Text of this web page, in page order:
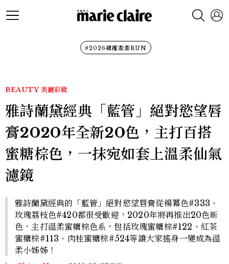
#2026裙襬澎澎RUN
BEAUTY 美麗彩妝
雅詩蘭黛經典「藍管」絕對慾望唇
膏2020年全新20色，主打百搭
蜜糖棕色，一抹宛如套上溫柔仙氣
濾鏡
雅詩蘭黛經典的「藍管」絕對慾望唇膏從楊冪色#333、
玫瑰荔枝色#420都很受歡迎，2020年將再推出20色新
色，主打溫柔蜜糖棕色系，包括玫瑰蜜糖棕#122、紅茶
蜜糖棕#113、肉桂蜜糖棕#524等讓大家搖身一變成為溫
柔小姊姊！